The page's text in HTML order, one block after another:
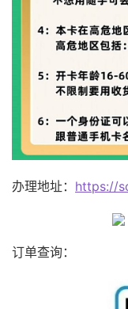
办理地址： https://
订单查询：